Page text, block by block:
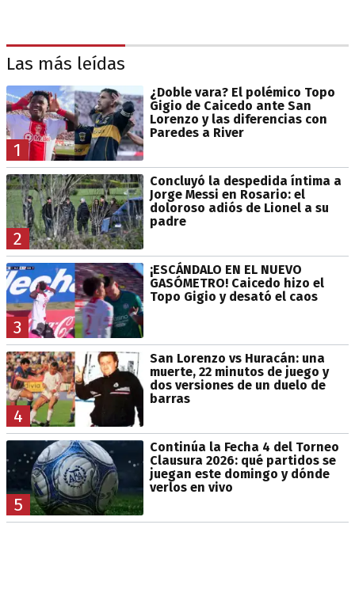
Las más leídas
1
¿Doble vara? El polémico Topo
Gigio de Caicedo ante San
Lorenzo y las diferencias con
Paredes a River
2
Concluyó la despedida íntima a
Jorge Messi en Rosario: el
doloroso adiós de Lionel a su
padre
3
¡ESCÁNDALO EN EL NUEVO
GASÓMETRO! Caicedo hizo el
Topo Gigio y desató el caos
4
San Lorenzo vs Huracán: una
muerte, 22 minutos de juego y
dos versiones de un duelo de
barras
5
Continúa la Fecha 4 del Torneo
Clausura 2026: qué partidos se
juegan este domingo y dónde
verlos en vivo